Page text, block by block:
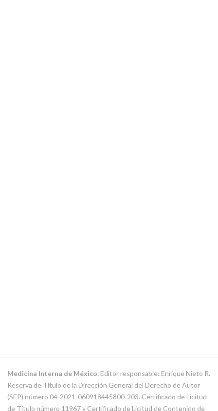
Medicina Interna de México.Editor responsable: Enrique Nieto R.
Reserva de Título de la Dirección General del Derecho de Autor
(SEP) número 04-2021-060918445800-203. Certificado de Licitud
de Título número 11967 y Certificado de Licitud de Contenido de